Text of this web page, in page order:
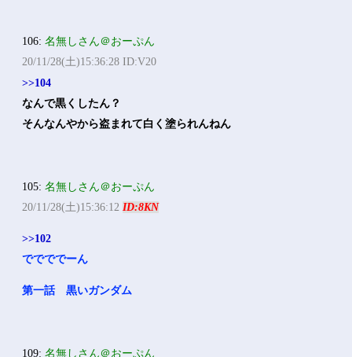
106:名無しさん＠おーぷん
20/11/28(土)15:36:28 ID:V20
>>104
なんで黒くしたん？
そんなんやから盗まれて白く塗られんねん
105:名無しさん＠おーぷん
20/11/28(土)15:36:12ID:8KN
>>102
ででででーん
第一話 黒いガンダム
109:名無しさん＠おーぷん